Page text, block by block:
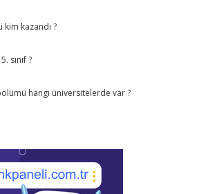
kim kazandı ?
sınıf ?
hangi üniversitelerde var ?